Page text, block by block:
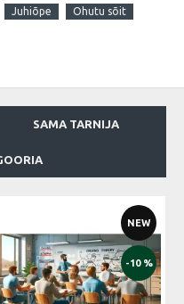
Juhiõpe Ohutu sõit
SAMA TARNIJA
NEW
-10 %